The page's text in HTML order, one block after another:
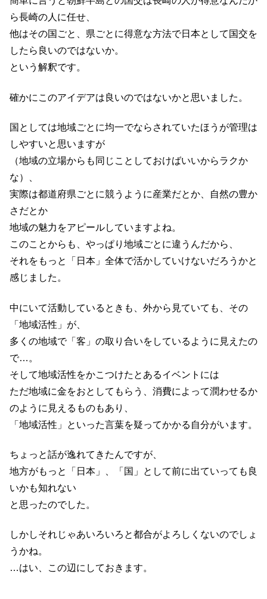
ら長崎の人に任せ、
他はその国ごと、県ごとに得意な方法で日本として国交を
したら良いのではないか。
という解釈です。
確かにこのアイデアは良いのではないかと思いました。
国としては地域ごとに均一でならされていたほうが管理は
しやすいと思いますが
（地域の立場からも同じことしておけばいいからラクか
な）、
実際は都道府県ごとに競うように産業だとか、自然の豊か
さだとか
地域の魅力をアピールしていますよね。
このことからも、やっぱり地域ごとに違うんだから、
それをもっと「日本」全体で活かしていけないだろうかと
感じました。
中にいて活動しているときも、外から見ていても、その
「地域活性」が、
多くの地域で「客」の取り合いをしているように見えたの
で…。
そして地域活性をかこつけたとあるイベントには
ただ地域に金をおとしてもらう、消費によって潤わせるか
のように見えるものもあり、
「地域活性」といった言葉を疑ってかかる自分がいます。
ちょっと話が逸れてきたんですが、
地方がもっと「日本」、「国」として前に出ていっても良
いかも知れない
と思ったのでした。
しかしそれじゃあいろいろと都合がよろしくないのでしょ
うかね。
…はい、この辺にしておきます。